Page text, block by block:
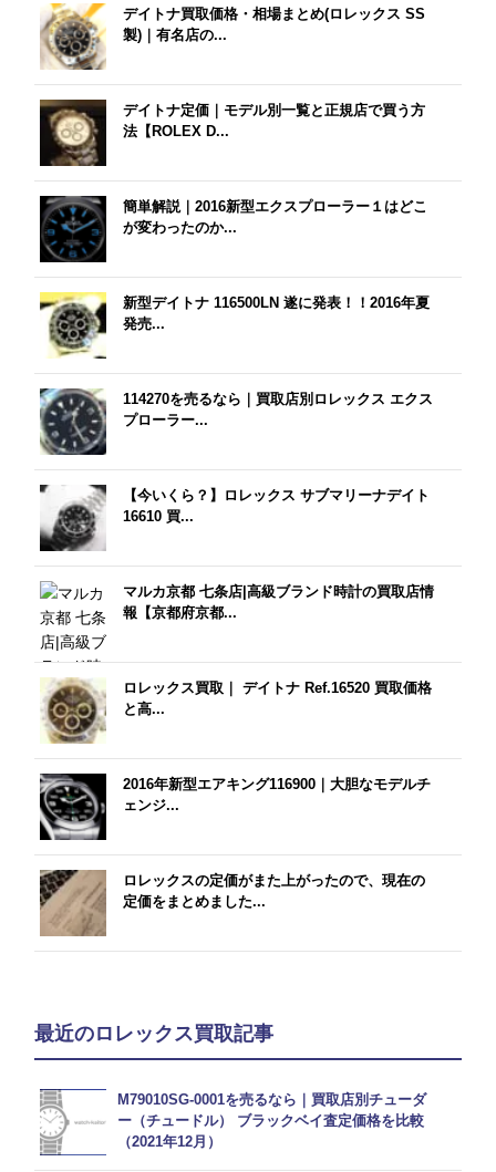
デイトナ買取価格・相場まとめ(ロレックス SS
製)｜有名店の...
デイトナ定価｜モデル別一覧と正規店で買う方
法【ROLEX D...
簡単解説｜2016新型エクスプローラー１はどこ
が変わったのか...
新型デイトナ 116500LN 遂に発表！！2016年夏
発売...
114270を売るなら｜買取店別ロレックス エクス
プローラー...
【今いくら？】ロレックス サブマリーナデイト
16610 買...
マルカ京都 七条店|高級ブランド時計の買取店情
報【京都府京都...
ロレックス買取｜ デイトナ Ref.16520 買取価格
と高...
2016年新型エアキング116900｜大胆なモデルチ
ェンジ...
ロレックスの定価がまた上がったので、現在の
定価をまとめました...
最近のロレックス買取記事
M79010SG-0001を売るなら｜買取店別チューダ
ー（チュードル） ブラックベイ査定価格を比較
（2021年12月）